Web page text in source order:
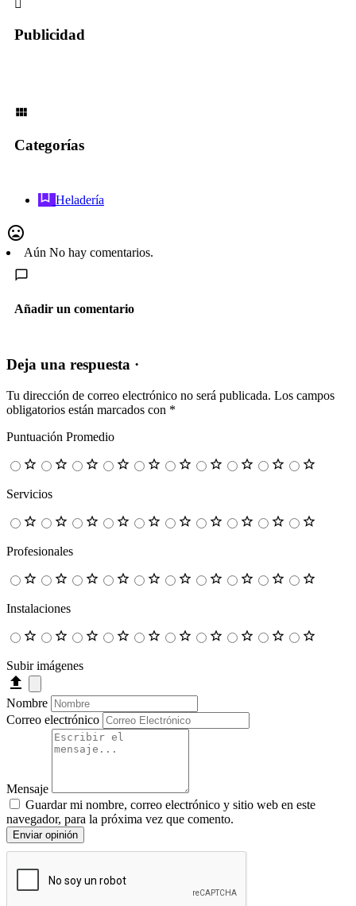
Publicidad
Categorías
Heladería
Aún No hay comentarios.
Añadir un comentario
Deja una respuesta ·
Tu dirección de correo electrónico no será publicada. Los campos
obligatorios están marcados con *
Puntuación Promedio
Servicios
Profesionales
Instalaciones
Subir imágenes
Nombre
Correo electrónico
Mensaje
Guardar mi nombre, correo electrónico y sitio web en este
navegador, para la próxima vez que comento.
Enviar opinión